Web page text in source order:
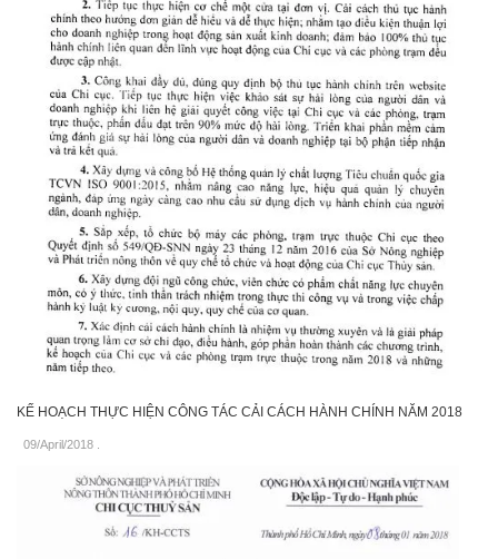
KẾ HOẠCH THỰC HIỆN CÔNG TÁC CẢI CÁCH HÀNH CHÍNH NĂM 2018
09/April/2018